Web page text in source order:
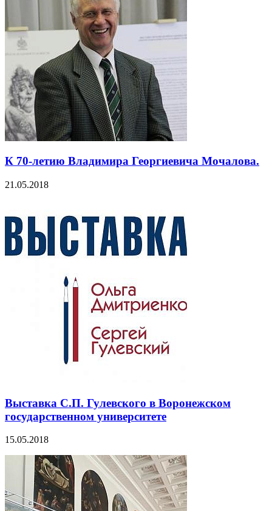
К 70-летию Владимира Георгиевича Мочалова.
21.05.2018
Выставка С.П. Гулевского в Воронежском
государственном университете
15.05.2018